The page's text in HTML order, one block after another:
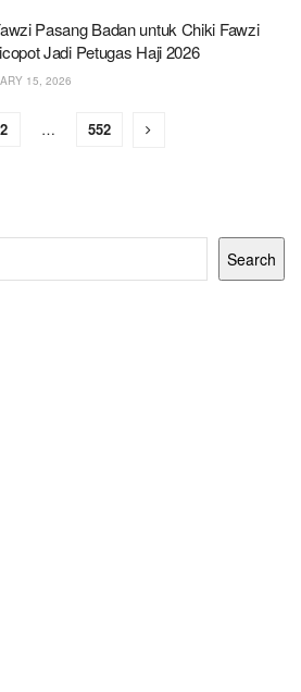
Pasang Badan untuk Chiki Fawzi
Jadi Petugas Haji 2026
15, 2026
2 … 552
Search